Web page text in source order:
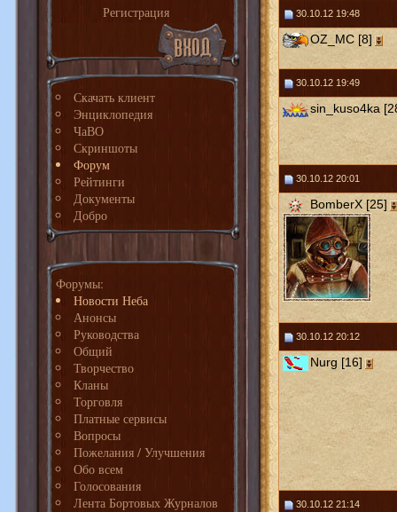
Регистрация
Скачать клиент
Энциклопедия
ЧаВО
Скриншоты
Форум
Рейтинги
Документы
Добро
Форумы:
Новости Неба
Анонсы
Руководства
Общий
Творчество
Кланы
Торговля
Платные сервисы
Вопросы
Пожелания / Улучшения
Обо всем
Голосования
Лента Бортовых Журналов
30.10.12 19:48
OZ_MC [8]
30.10.12 19:49
sin_kuso4ka
30.10.12 20:01
BomberX [25]
30.10.12 20:12
Nurg [16]
30.10.12 21:14